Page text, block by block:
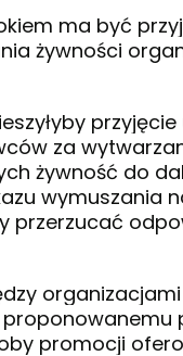
ma być
żywności
za
żywność do
wymuszania
przerzucać
organizacjami
promocji